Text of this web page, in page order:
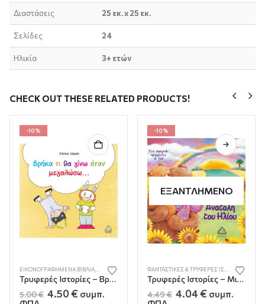
Διαστάσεις 25 εκ. x 25 εκ.
Σελίδες 24
Ηλικία 3+ ετών
CHECK OUT THESE RELATED PRODUCTS!
-10%
ΕΙΚΟΝΟΓΡΑΦΗΜΈΝΑ ΒΙΒΛΊΑ, ΈΛΛΗΝΕΣ ΣΥΓΓΡΑΦΕΊΣ
Τρυφερές Ιστορίες – Βρήκα τι θα γίνω όταν μεγαλώσω…
5.00€ Original
4.50€Ησυμπ.
-10%
ΕΞΑΝΤΛΗΜΈΝΟ
ΦΑΝΤΑΣΤΙΚΈΣ & ΤΡΥΦΕΡΈΣ ΙΣΤΟΡΊΕΣ
Τρυφερές Ιστορίες – Μια Ξεχωριστή Ανατολή του Ηλίου
4.49€ Original
4.04 €Ησυμπ.